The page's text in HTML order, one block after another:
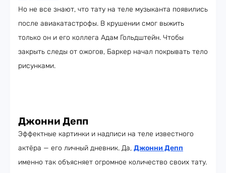
Но не все знают, что тату на теле музыканта появились
после авиакатастрофы. В крушении смог выжить
только он и его коллега Адам Гольдштейн. Чтобы
закрыть следы от ожогов, Баркер начал покрывать тело
рисунками.
Джонни Депп
Эффектные картинки и надписи на теле известного
актёра — его личный дневник. Да, Джонни Депп
именно так объясняет огромное количество своих тату.